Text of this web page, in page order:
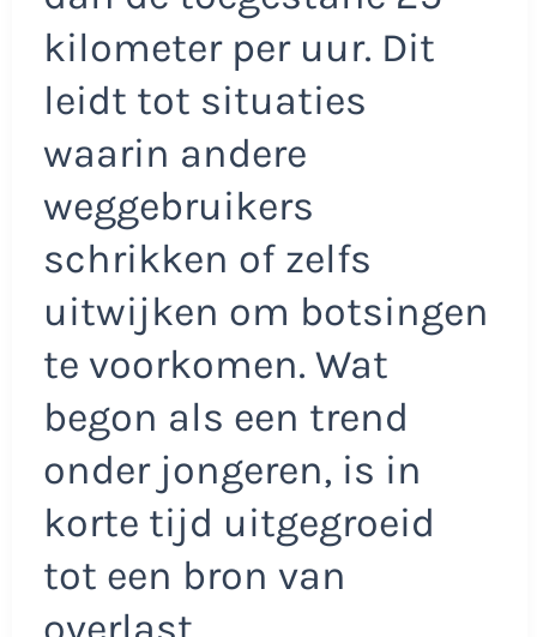
kilometer per uur. Dit
leidt tot situaties
waarin andere
weggebruikers
schrikken of zelfs
uitwijken om botsingen
te voorkomen. Wat
begon als een trend
onder jongeren, is in
korte tijd uitgegroeid
tot een bron van